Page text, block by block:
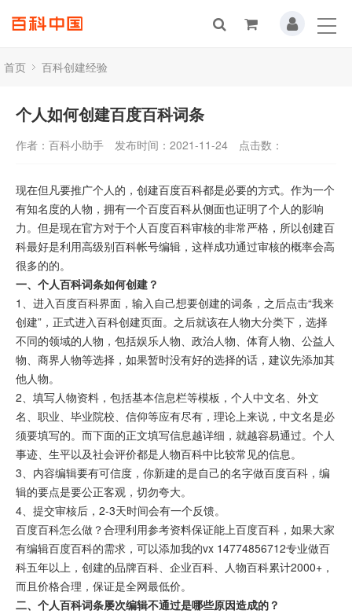
首页 百科创建经验
个人如何创建百度百科词条
作者：百科小助手 发布时间：2021-11-24 点击数：
现在但凡要推广个人的，创建百度百科都是必要的方式。作为一个
有知名度的人物，拥有一个百度百科从侧面也证明了个人的影响
力。但是现在官方对于个人百度百科审核的非常严格，所以创建百
科最好是利用高级别百科帐号编辑，这样成功通过审核的概率会高
很多的的。
一、个人百科词条如何创建？
1、进入百度百科界面，输入自己想要创建的词条，之后点击“我来
创建”，正式进入百科创建页面。之后就该在人物大分类下，选择
不同的领域的人物，包括娱乐人物、政治人物、体育人物、公益人
物、商界人物等选择，如果暂时没有好的选择的话，建议先添加其
他人物。
2、填写人物资料，包括基本信息栏等模板，个人中文名、外文
名、职业、毕业院校、信仰等应有尽有，理论上来说，中文名是必
须要填写的。而下面的正文填写信息越详细，就越容易通过。个人
事迹、生平以及社会评价都是人物百科中比较常见的信息。
3、内容编辑要有可信度，你新建的是自己的名字做百度百科，编
辑的要点是要公正客观，切勿夸大。
4、提交审核后，2-3天时间会有一个反馈。
百度百科怎么做？合理利用参考资料保证能上百度百科，如果大家
有编辑百度百科的需求，可以添加我的vx 14774856712专业做百
科五年以上，创建的品牌百科、企业百科、人物百科累计2000+，
而且价格合理，保证是全网最低价。
二、个人百科词条屡次编辑不通过是哪些原因造成的？